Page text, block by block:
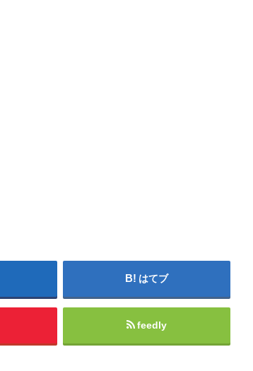
はてブ
feedly